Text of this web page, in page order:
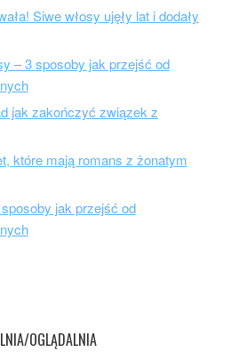
Siwe włosy ujęły lat i dodały
– 3 sposoby jak przejść od
jak zakończyć związek z
które mają romans z żonatym
jak przejść od
OGLĄDALNIA